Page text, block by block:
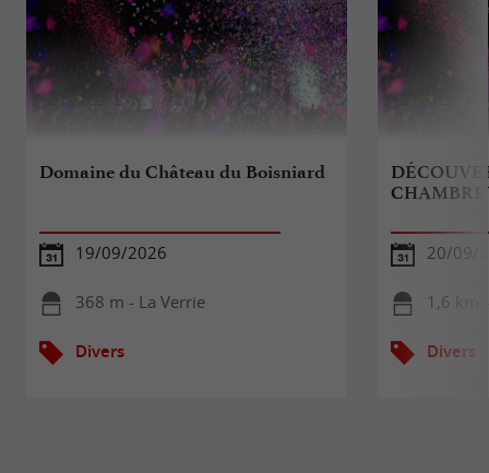
Domaine du Château du Boisniard
19/09/2026
368 m - La Verrie
Divers
20/09/
1,6 km
Divers